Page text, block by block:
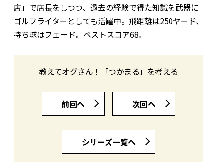
店」で店長をしつつ、過去の経験で得た知識を武器に
ゴルフライターとしても活躍中。飛距離は250ヤード、
持ち球はフェード。ベストスコア68。
教えてオグさん！「つかまる」を考える
前回へ 次回へ
シリーズ一覧へ